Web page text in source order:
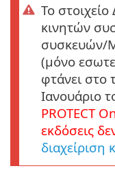
Το
κινητών
συσκευών/
(μόνο
φτάνει στο
Ιανουάριο
PROTECT
εκδόσεις